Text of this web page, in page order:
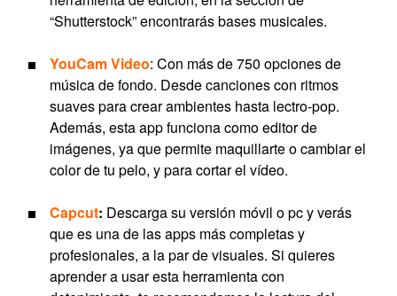
“Shutterstock” encontrarás bases musicales.
YouCam Video: Con más de 750 opciones de
música de fondo. Desde canciones con ritmos
suaves para crear ambientes hasta lectro-pop.
Además, esta app funciona como editor de
imágenes, ya que permite maquillarte o cambiar el
color de tu pelo, y para cortar el vídeo.
Capcut: Descarga su versión móvil o pc y verás
que es una de las apps más completas y
profesionales, a la par de visuales. Si quieres
aprender a usar esta herramienta con